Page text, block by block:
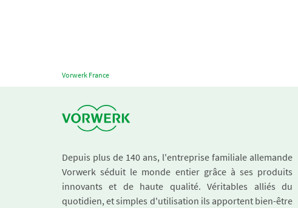
Vorwerk France
Depuis plus de 140 ans, l'entreprise familiale allemande
Vorwerk séduit le monde entier grâce à ses produits
innovants et de haute qualité. Véritables alliés du
quotidien, et simples d'utilisation ils apportent bien-être